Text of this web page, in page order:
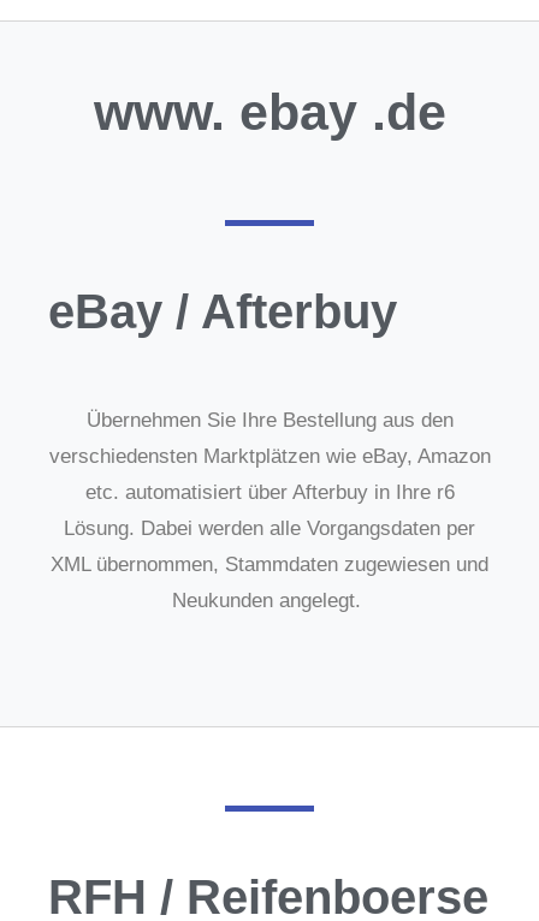
www. ebay .de
eBay / Afterbuy
Übernehmen Sie Ihre Bestellung aus den
verschiedensten Marktplätzen wie eBay, Amazon
etc. automatisiert über Afterbuy in Ihre r6
Lösung. Dabei werden alle Vorgangsdaten per
XML übernommen, Stammdaten zugewiesen und
Neukunden angelegt.
RFH / Reifenboerse